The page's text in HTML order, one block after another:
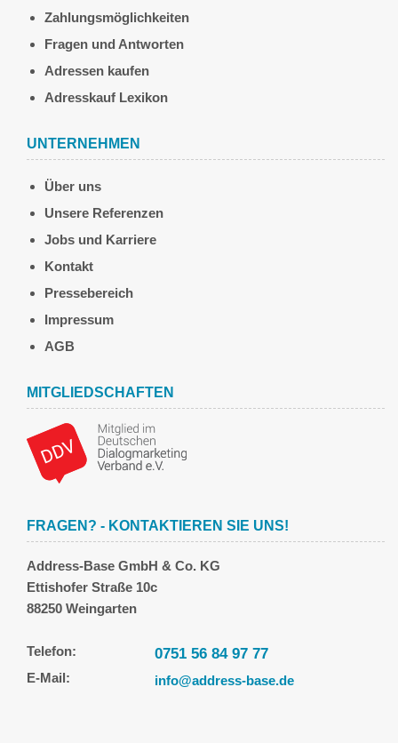
Zahlungsmöglichkeiten
Fragen und Antworten
Adressen kaufen
Adresskauf Lexikon
UNTERNEHMEN
Über uns
Unsere Referenzen
Jobs und Karriere
Kontakt
Pressebereich
Impressum
AGB
MITGLIEDSCHAFTEN
FRAGEN? - KONTAKTIEREN SIE UNS!
Address-Base GmbH & Co. KG
Ettishofer Straße 10c
88250 Weingarten
Telefon: 0751 56 84 97 77
E-Mail: info@address-base.de